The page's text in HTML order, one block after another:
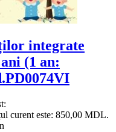
integrate
(1 an:
curent este: 850,00 MDL.